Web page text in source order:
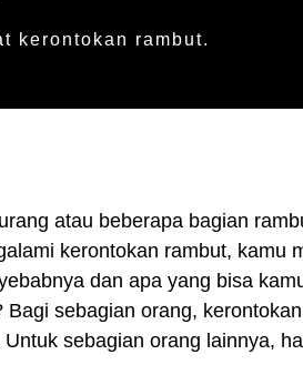
kerontokan rambut.
atau beberapa bagian
kerontokan rambut, kamu
dan apa yang bisa
sebagian orang,
sebagian orang lainnya,